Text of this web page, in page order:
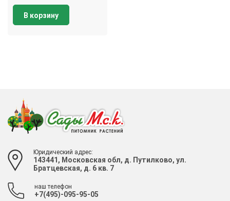
В корзину
Юридический адрес:
143441, Московская обл, д. Путилково, ул.
Братцевская, д. 6 кв. 7
наш телефон
+7(495)-095-95-05